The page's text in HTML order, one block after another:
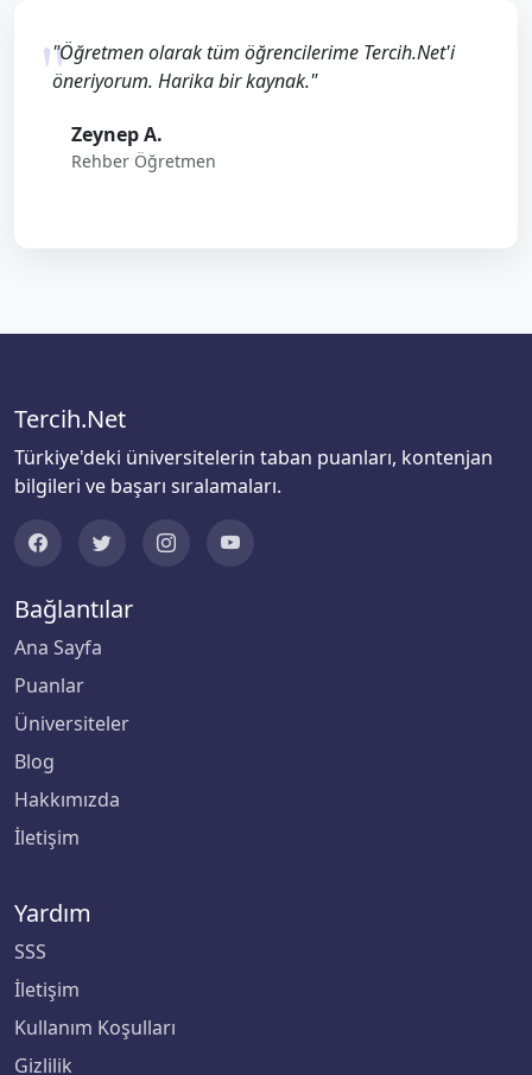
"Öğretmen olarak tüm öğrencilerime Tercih.Net'i
öneriyorum. Harika bir kaynak."
Zeynep A.
Rehber Öğretmen
Tercih.Net
Türkiye'deki üniversitelerin taban puanları, kontenjan
bilgileri ve başarı sıralamaları.
Bağlantılar
Ana Sayfa
Puanlar
Üniversiteler
Blog
Hakkımızda
İletişim
Yardım
SSS
İletişim
Kullanım Koşulları
Gizlilik